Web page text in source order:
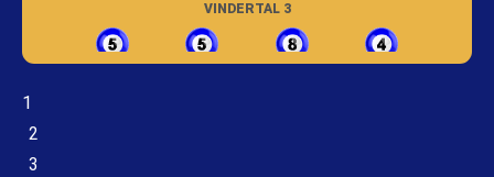
VINDERTAL 3
1
2
3